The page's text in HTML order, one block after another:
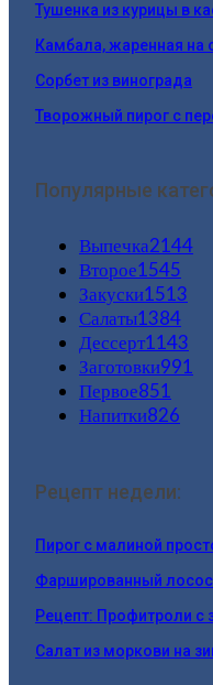
Тушенка из курицы в
Камбала, жаренная на
Cорбет из винограда
Творожный пирог с
Популярные
Выпечка2144
Второе1545
Закуски1513
Салаты1384
Дессерт1143
Заготовки991
Первое851
Напитки826
Рецепт недели:
Пирог с малиной
Фаршированный
Рецепт: Профитроли
Салат из моркови на